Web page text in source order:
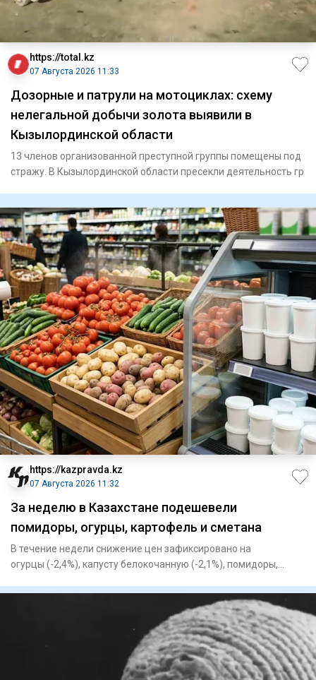
https://total.kz
07 Августа 2026 11:33
Дозорные и патрули на мотоциклах: схему
нелегальной добычи золота выявили в
Кызылординской области
13 членов организованной преступной группы помещены под
стражу. В Кызылординской области пресекли деятельность гр
https://kazpravda.kz
07 Августа 2026 11:32
За неделю в Казахстане подешевели
помидоры, огурцы, картофель и сметана
В течение недели снижение цен зафиксировано на
огурцы (-2,4%), капусту белокочанную (-2,1%), помидоры,